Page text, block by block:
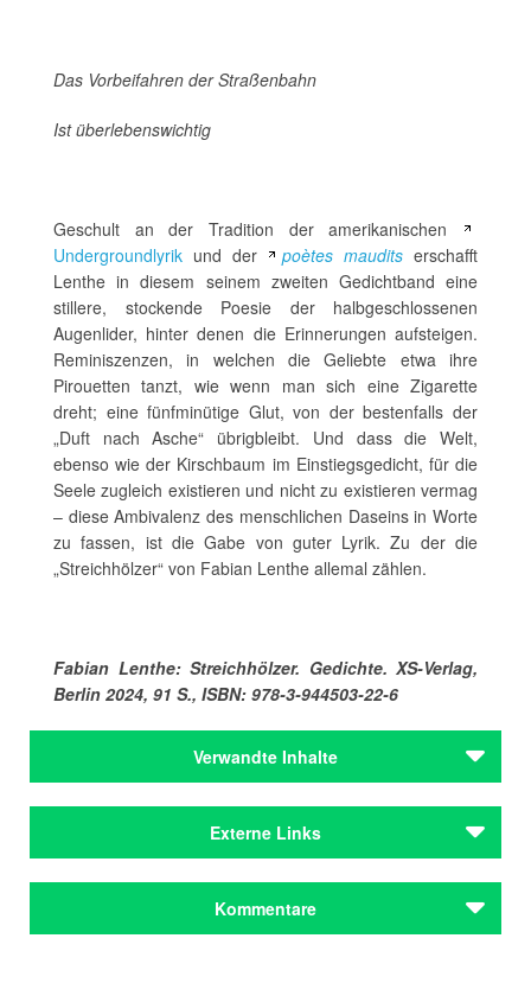
Das Vorbeifahren der Straßenbahn
Ist überlebenswichtig
Geschult an der Tradition der amerikanischen
Undergroundlyrik und der poètes maudits erschafft
Lenthe in diesem seinem zweiten Gedichtband eine
stillere, stockende Poesie der halbgeschlossenen
Augenlider, hinter denen die Erinnerungen aufsteigen.
Reminiszenzen, in welchen die Geliebte etwa ihre
Pirouetten tanzt, wie wenn man sich eine Zigarette
dreht; eine fünfminütige Glut, von der bestenfalls der
„Duft nach Asche“ übrigbleibt. Und dass die Welt,
ebenso wie der Kirschbaum im Einstiegsgedicht, für die
Seele zugleich existieren und nicht zu existieren vermag
– diese Ambivalenz des menschlichen Daseins in Worte
zu fassen, ist die Gabe von guter Lyrik. Zu der die
„Streichhölzer“ von Fabian Lenthe allemal zählen.
Fabian Lenthe: Streichhölzer. Gedichte. XS-Verlag,
Berlin 2024, 91 S., ISBN: 978-3-944503-22-6
Verwandte Inhalte
Lenthe , Fabian
Autoren
Externe Links
Fabian Lenthe bei Mosaik
Kommentare